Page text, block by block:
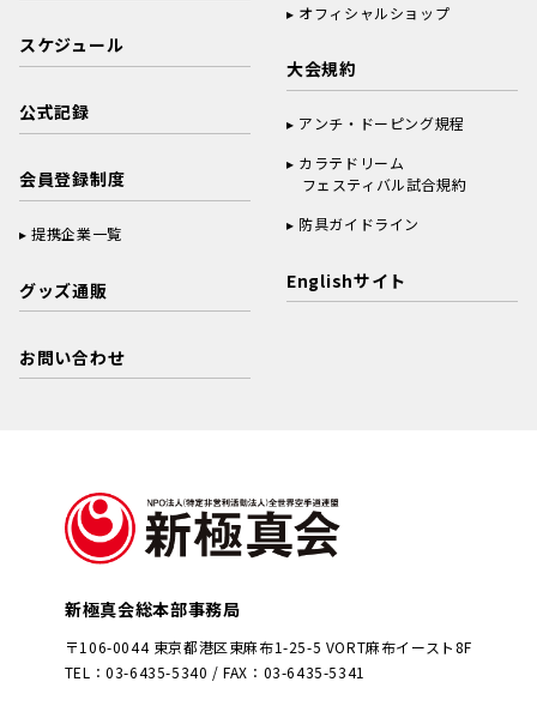
スケジュール
公式記録
会員登録制度
提携企業一覧
グッズ通販
お問い合わせ
オフィシャルショップ
大会規約
アンチ・ドーピング規程
カラテドリーム
フェスティバル試合規約
防具ガイドライン
Englishサイト
新極真会総本部事務局
〒106-0044 東京都港区東麻布1-25-5 VORT麻布イースト8F
TEL：03-6435-5340 / FAX：03-6435-5341